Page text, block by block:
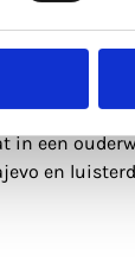
2022
Boom:
in een
en